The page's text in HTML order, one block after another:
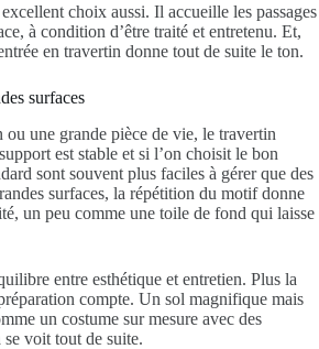
choix aussi. Il accueille les passages
à condition d’être traité et entretenu. Et,
en travertin donne tout de suite le ton.
surfaces
une grande pièce de vie, le travertin
est stable et si l’on choisit le bon
sont souvent plus faciles à gérer que des
surfaces, la répétition du motif donne
un peu comme une toile de fond qui laisse
entre esthétique et entretien. Plus la
compte. Un sol magnifique mais
un costume sur mesure avec des
se voit tout de suite.